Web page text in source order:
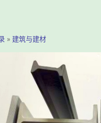
建筑与建材